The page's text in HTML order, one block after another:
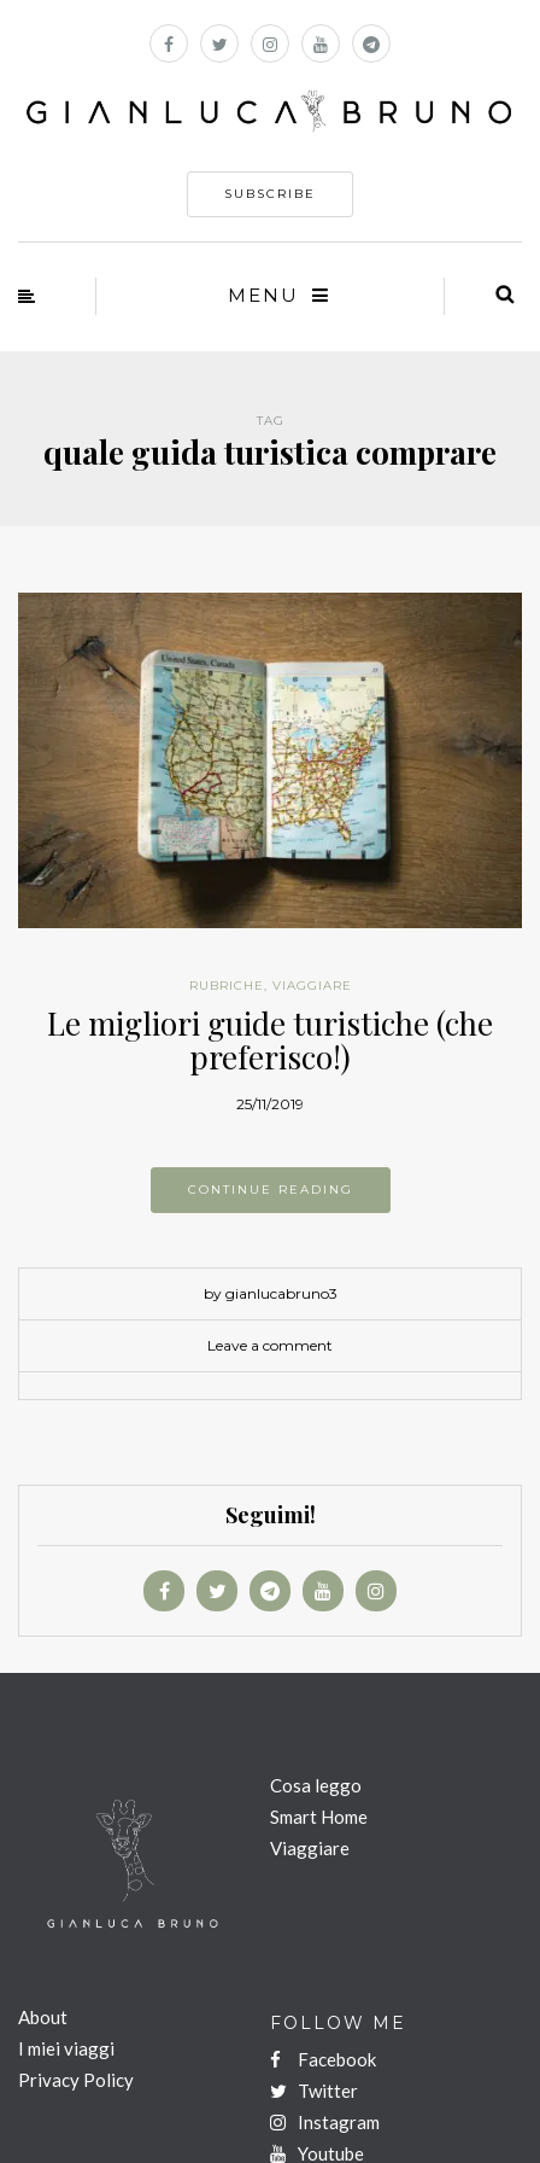
SUBSCRIBE
MENU
TAG
quale guida turistica comprare
RUBRICHE, VIAGGIARE
Le migliori guide turistiche (che
preferisco!)
25/11/2019
CONTINUE READING
by gianlucabruno3
Leave a comment
Seguimi!
Cosa leggo
Smart Home
Viaggiare
About
I miei viaggi
Privacy Policy
FOLLOW ME
Facebook
Twitter
Instagram
Youtube